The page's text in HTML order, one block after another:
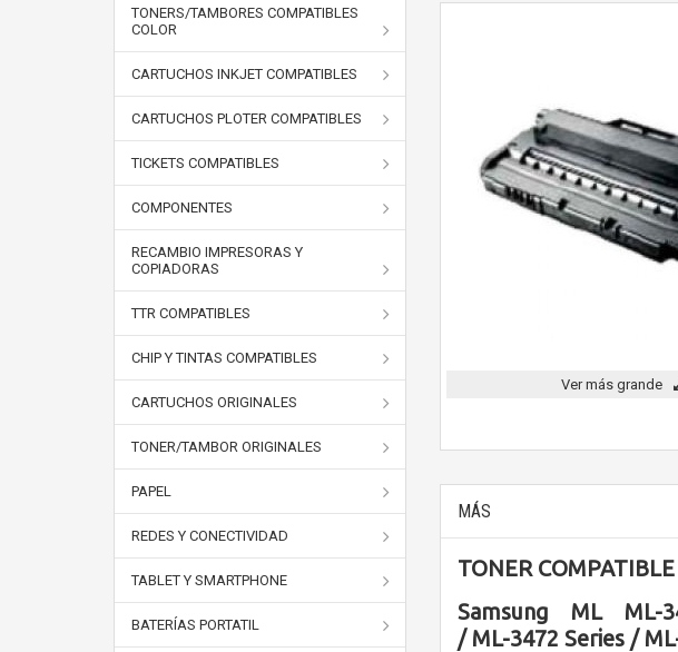
TONERS/TAMBORES COMPATIBLES
COLOR
CARTUCHOS INKJET COMPATIBLES
CARTUCHOS PLOTER COMPATIBLES
TICKETS COMPATIBLES
COMPONENTES
RECAMBIO IMPRESORAS Y
COPIADORAS
TTR COMPATIBLES
CHIP Y TINTAS COMPATIBLES
CARTUCHOS ORIGINALES
TONER/TAMBOR ORIGINALES
PAPEL
REDES Y CONECTIVIDAD
TABLET Y SMARTPHONE
BATERÍAS PORTATIL
Ver más grande
MÁS
TONER
Samsung ML ML-
/ ML-3472 Series /